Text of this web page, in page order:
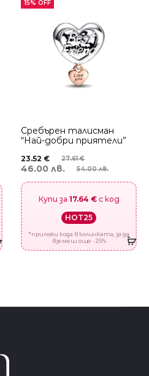
15% OFF
Сребърен талисман
“Най-добри приятели”
27.61€
23.52 €
54.00 лв.
46.00 лв.
Купи за 17.64 €с код
HOT25
*приложи кода в количката, за да
вземеш още -25%